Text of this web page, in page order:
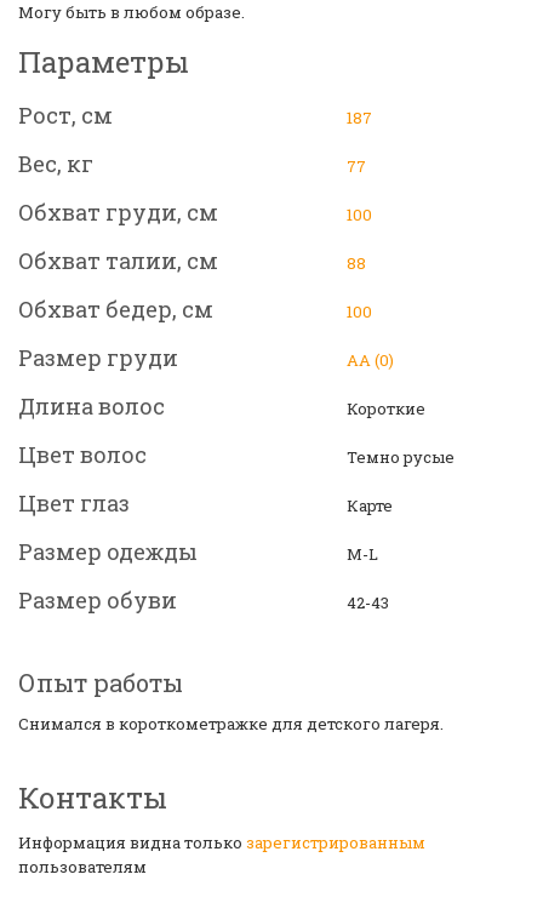
Могу быть в любом образе.
Параметры
Рост, см 187
Вес, кг 77
Обхват груди, см 100
Обхват талии, см 88
Обхват бедер, см 100
Размер груди АА (0)
Длина волос Короткие
Цвет волос Темно русые
Цвет глаз Карте
Размер одежды М-L
Размер обуви 42-43
Опыт работы
Снимался в короткометражке для детского лагеря.
Контакты
Информация видна только зарегистрированным
пользователям